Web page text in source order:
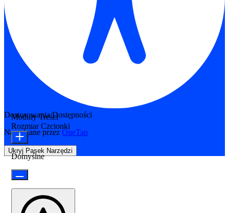
Dostosowania Dostępności
Napędzane przez OneTap
Ukryj Pasek Narzędzi
Moduły Treści
Rozmiar Czcionki
Domyślne